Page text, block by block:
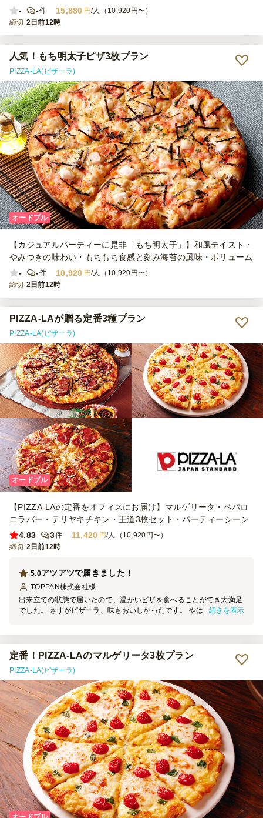
-
-件 15,880 円/人（10,920円〜）
締切 2日前12時
人気！もち明太子ピザ3枚プラン
PIZZA-LA(ピザーラ)
オードブル
【カジュアルパーティーに是非「もち明太子」】和風テイスト・
やみつきの味わい・もちもち食感と刻み海苔の風味・ボリューム
-
-件 10,920 円/人（10,920円〜）
締切 2日前12時
PIZZA-LAが贈る定番3種プラン
PIZZA-LA(ピザーラ)
オードブル
【PIZZA-LAの定番をオフィスにお届け】マルゲリータ・ペパロ
ニラバー・テリヤキチキン・王道3枚セット・パーティーシーン
4.83
3件 11,420 円/人（10,920円〜）
締切 2日前12時
アツアツで届きました！
5.0
TOPPAN株式会社様
出来立ての状態で届いたので、温かいピザを食べることができ大満足
でした。 さすがピザーラ、味もおいしかったです。 やはりピザがあ
続きを表示
定番！PIZZA-LAのマルゲリータ3枚プラン
PIZZA-LA(ピザーラ)